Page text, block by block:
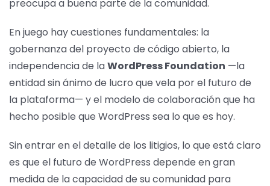
preocupa a buena parte de la comunidad.
En juego hay cuestiones fundamentales: la
gobernanza del proyecto de código abierto, la
independencia de laWordPress Foundation —la
entidad sin ánimo de lucro que vela por el futuro de
la plataforma— y el modelo de colaboración que ha
hecho posible que WordPress sea lo que es hoy.
Sin entrar en el detalle de los litigios, lo que está claro
es que el futuro de WordPress depende en gran
medida de la capacidad de su comunidad para